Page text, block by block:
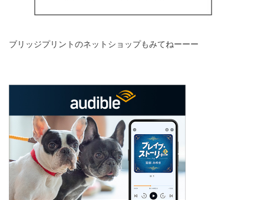
ブリッジプリントのネットショップもみてねーーー